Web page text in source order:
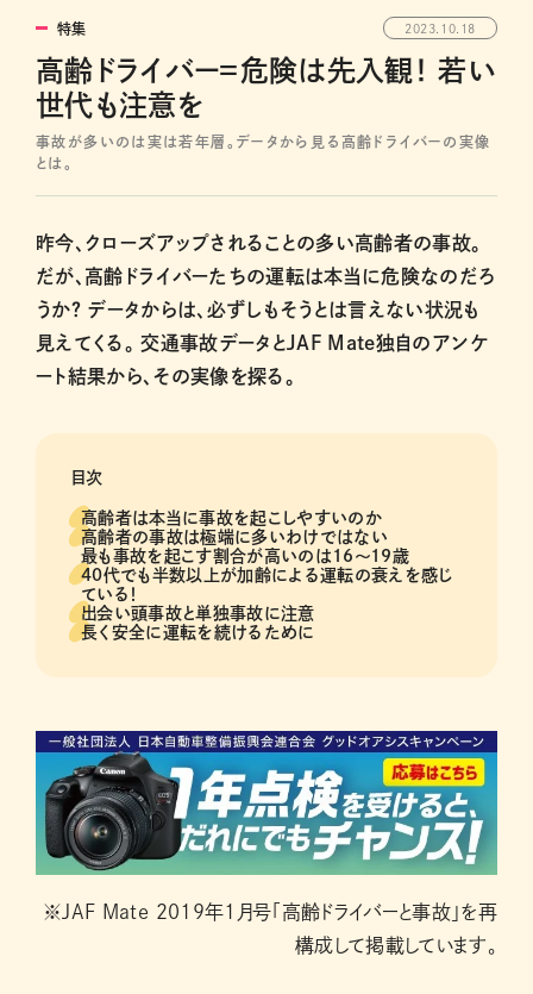
特集 2023.10.18
高齢ドライバー＝危険は先入観！ 若い
世代も注意を
事故が多いのは実は若年層。データから見る高齢ドライバーの実像
とは。
昨今、クローズアップされることの多い高齢者の事故。
だが、高齢ドライバーたちの運転は本当に危険なのだろ
うか？ データからは、必ずしもそうとは言えない状況も
見えてくる。 交通事故データとJAF Mate独自のアンケ
ート結果から、その実像を探る。
目次
高齢者は本当に事故を起こしやすいのか
高齢者の事故は極端に多いわけではない
最も事故を起こす割合が高いのは16〜19歳
40代でも半数以上が加齢による運転の衰えを感じ
ている！
出会い頭事故と単独事故に注意
長く安全に運転を続けるために
※JAF Mate 2019年1月号「高齢ドライバーと事故」を再
構成して掲載しています。